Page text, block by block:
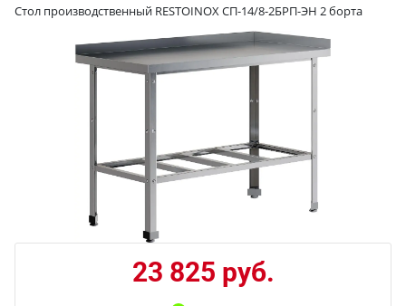
Стол производственный RESTOINOX СП-14/8-2БРП-ЭН 2 борта
23 825 руб.